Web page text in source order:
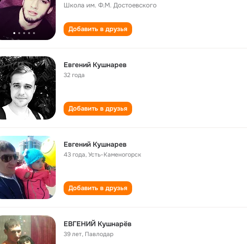
Школа им. Ф.М. Достоевского
Добавить в друзья
Евгений Кушнарев
32 года
Добавить в друзья
Евгений Кушнарев
43 года,Усть-Каменогорск
Добавить в друзья
ЕВГЕНИЙ Кушнарёв
39 лет, Павлодар